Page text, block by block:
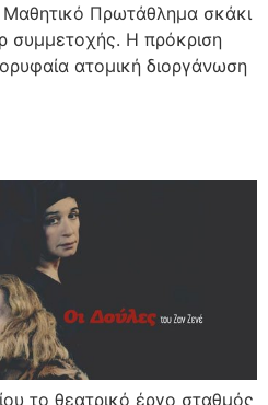
Πρωτάθλημα σκάκι
συμμετοχής. Η πρόκριση
ατομική διοργάνωση
το θεατρικό έργο σταθμός